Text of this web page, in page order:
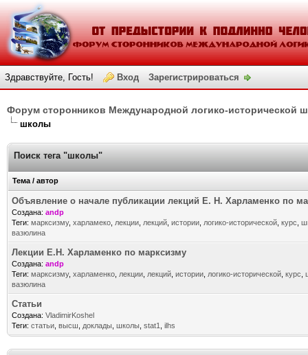
Здравствуйте, Гость! Вход Зарегистрироваться
Форум сторонников Международной логико-исторической
школы
Поиск тега "школы"
Тема / автор
Объявление о начале публикации лекций Е. Н. Харламенко по
Создана: andp
Теги: марксизму, харламеко лекции лекций истории логико-исторической курс
вазюлина
Лекции Е.Н. Харламенко по марксизму
Создана: andp
Теги: марксизму, харламенко лекции лекций истории логико-исторической курс
вазюлина
Статьи
Создана: VladimirKoshel
Теги: статьи высш доклады школы stat1 ilhs